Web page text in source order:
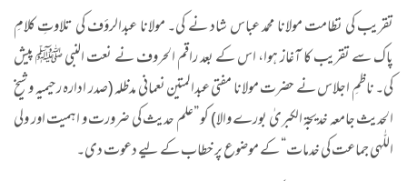
تقریب کی نظامت مولانا محمد عباس شاد نے کی۔ مولانا عبدالرؤف کی تلاوتِ کلامِ
پاک سے تقریب کا آغاز ہوا، اس کے بعد راقم الحروف نے نعت النبی ﷺ پیش
کی۔ ناظمِ اجلاس نے حضرت مولانا مفتی عبدالمتین نعمانی مدظلہ (صدر ادارہ رحیمیہ و شیخ
الحدیث جامعہ خدیجۃ الکبریٰ بورے والا) کو ”علم حدیث کی ضرورت و اہمیت اور ولی
اللّٰہی جماعت کی خدمات“ کے موضوع پر خطاب کے لیے دعوت دی۔